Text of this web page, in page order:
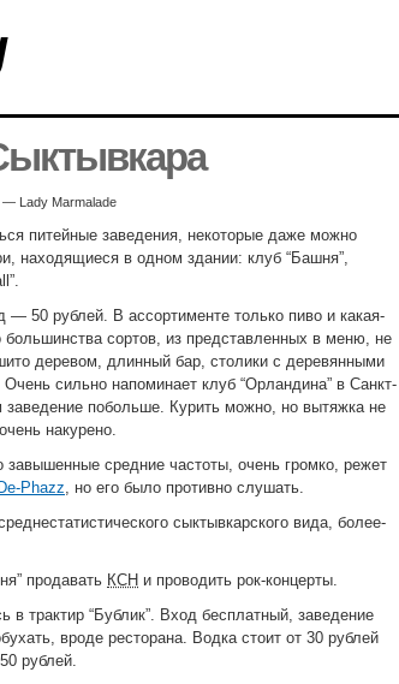
— Lady Marmalade
питейные заведения, некоторые даже можно
находящиеся в одном здании: клуб “Башня”,
50 рублей. В ассортименте только пиво и какая-
сортов, из представленных в меню, не
деревом, длинный бар, столики с деревянными
сильно напоминает клуб “Орландина” в Санкт-
заведение побольше. Курить можно, но вытяжка не
накурено.
средние частоты, очень громко, режет
De-Phazz, но его было противно слушать.
сыктывкарского вида, более-
продавать КСН и проводить рок-концерты.
в трактир “Бублик”. Вход бесплатный, заведение
вроде ресторана. Водка стоит от 30 рублей
рублей.